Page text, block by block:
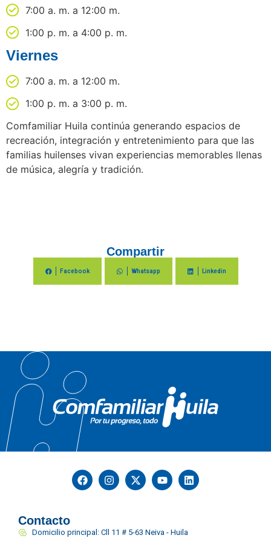
7:00 a. m. a 12:00 m.
1:00 p. m. a 4:00 p. m.
Viernes
7:00 a. m. a 12:00 m.
1:00 p. m. a 3:00 p. m.
Comfamiliar Huila continúa generando espacios de
recreación, integración y entretenimiento para que las
familias huilenses vivan experiencias memorables llenas
de música, alegría y tradición.
Compartir
Facebook Whatsapp Linkedin
Contacto
Domicilio principal: Cll 11 # 5-63 Neiva - Huila